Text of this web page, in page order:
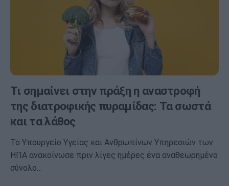
Τι σημαίνει στην πράξη η αναστροφή
της διατροφικής πυραμίδας: Τα σωστά
και τα λάθος
Το Υπουργείο Υγείας και Ανθρωπίνων Υπηρεσιών των
ΗΠΑ ανακοίνωσε πριν λίγες ημέρες ένα αναθεωρημένο
σύνολο…